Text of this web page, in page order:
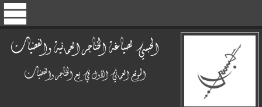
الحبسي لصياغة الخناجر العمانية والفضيات
الموقع العماني الأول في بيع الخناجر والفضيات